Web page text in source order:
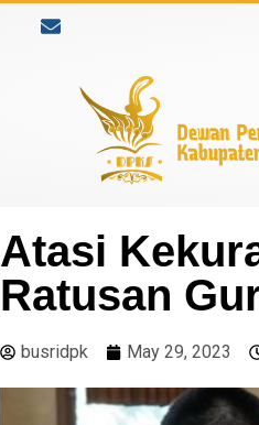
Atasi
Ratusan
busridpk May 29, 2023